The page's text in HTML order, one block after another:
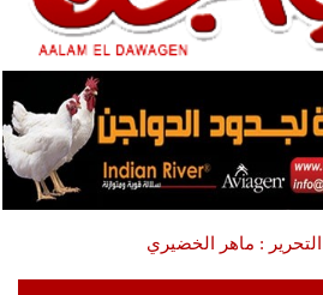
: ماهر الخضيري